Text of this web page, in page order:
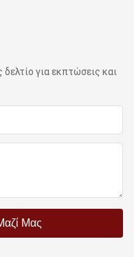
για εκπτώσεις και
Μας